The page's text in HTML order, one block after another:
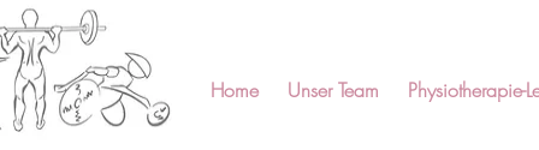
Home Unser Team Physiotherapie-